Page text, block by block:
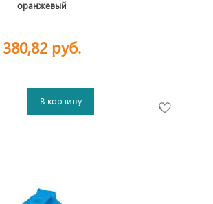
оранжевый
380,82 руб.
В корзину